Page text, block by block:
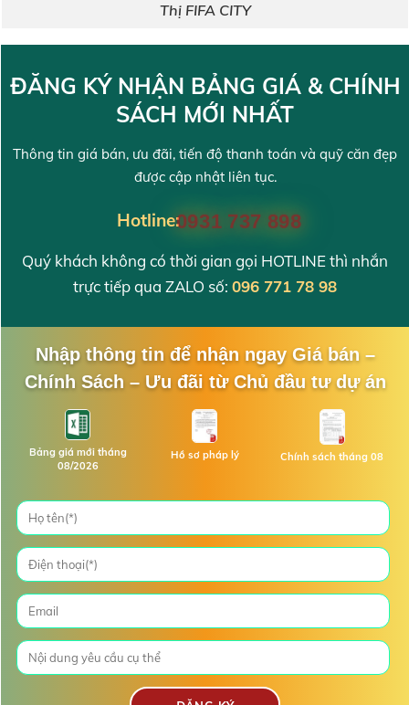
Thị FIFA CITY
ĐĂNG KÝ NHẬN BẢNG GIÁ & CHÍNH
SÁCH MỚI NHẤT
Thông tin giá bán, ưu đãi, tiến độ thanh toán và quỹ căn đẹp
được cập nhật liên tục.
Hotline: 0931 737 898
Quý khách không có thời gian gọi HOTLINE thì nhắn
trực tiếp qua ZALO số: 096 771 78 98
Nhập thông tin để nhận ngay Giá bán –
Chính Sách – Ưu đãi từ Chủ đầu tư dự án
Bảng giá mới tháng
08/2026
Hồ sơ pháp lý Chính sách tháng 08